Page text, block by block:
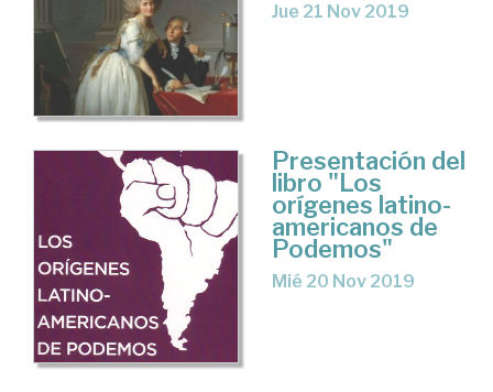
Jue 21 Nov 2019
Presentación del
libro "Los
orígenes latino-
americanos de
Podemos"
Mié 20 Nov 2019